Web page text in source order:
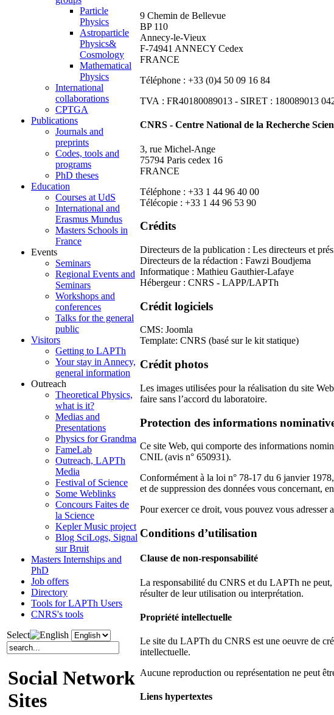
Particle
Physics
Astroparticle
Physics&
Cosmology
Mathematical
Physics
International
collaborations
CPTGA
Publications
Journals and
preprints
Codes, tools and
programs
PhD theses
Education
Courses at UdS
International and
Erasmus Mundus
Masters Schools in
France
Events
Seminars
Regional Events and
Seminars
Workshops and
conferences
Talks for the general
public
Visitors
Getting to LAPTh
Your stay in Annecy,
general information
Outreach
Theoretical Physics,
what is it?
Medias and
Presentations
Physics for Grandma
FameLab
Outreach, LAPTh
Media
Festival of Science
Some Weblinks
Concours Faites de
la Science
Kepler Music project
Blog SciLogs, Signal
sur Bruit
Masters Internships and
PhD
Job offers
Directory
Tools for LAPTh Users
CNRS's tools
Select
Social Network
Sites
9 Chemin de Bellevue
BP 110
Annecy-le-Vieux
F-74941 ANNECY Cedex
FRANCE
Téléphone : +33 (0)4 50 09 16 84
TVA : FR40180089013 - SIRET : 180089013
CNRS - Centre National de la Recherche
3, rue Michel-Ange
75794 Paris cedex 16
FRANCE
Téléphone : +33 1 44 96 40 00
Télécopie : +33 1 44 96 53 90
Crédits
Directeurs de la publication : Les directeurs et
Directeurs de la rédaction : Fawzi Boudjema
Informatique : Mathieu Gauthier-Lafaye
Hébergeur : CNRS - LAPP/LAPTh
Crédit logiciels
CMS: Joomla
Template: CNRS (basé sur le kit statique)
Crédit photos
Les images utilisées pour la réalisation du site
faire sans l’accord du laboratoire.
Protection des informations
Ce site Web, qui comporte des informations
CNIL (avis n° 650931).
Conformément à la loi n° 78-17 du 6 janvier
et de suppression des données vous concernant,
Pour exercer ce droit, vous pouvez vous adresser
Conditions d’utilisation
Clause de non-responsabilité
La responsabilité du CNRS et du LAPTh ne peut,
résulter de leur utilisation ou interprétation.
Propriété intellectuelle
Le site du LAPTh du CNRS est une oeuvre de
intellectuelle.
Aucune reproduction ou représentation ne peut
Liens hypertextes